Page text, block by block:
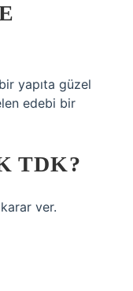
yapıta güzel
edebi bir
TDK?
ver.